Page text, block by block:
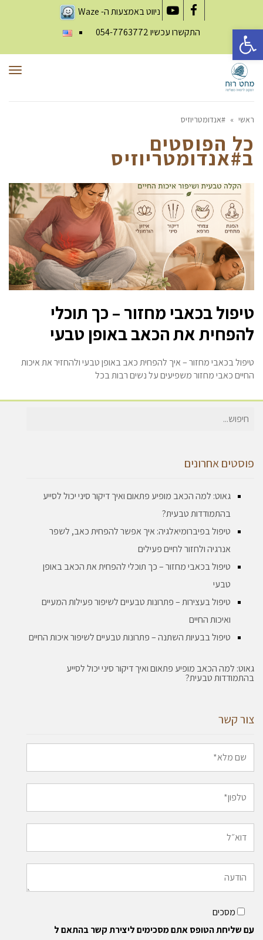
Facebook
YouTube
ניווט באמצעות ה-Waze
התקשרו עכשיו054-7763772
ראשי » #אנדומטריוזיס
כל הפוסטים
ב#אנדומטריוזיס
טיפול בכאבי מחזור – כך תוכלי
להפחית את הכאב באופן טבעי
טיפול בכאבי מחזור – איך להפחית כאב באופן טבעי ולהחזיר את איכות
החיים כאבי מחזור משפיעים על נשים רבות בכל
חיפוש
פוסטים אחרונים
גאוט: למה הכאב מופיע פתאום ואיך דיקור סיני יכול לסייע
בהתמודדות טבעית?
טיפול בפיברומיאלגיה: איך אפשר להפחית כאב, לשפר
אנרגיה ולחזור לחיים פעילים
טיפול בכאבי מחזור – כך תוכלי להפחית את הכאב באופן
טבעי
טיפול בעצירות – פתרונות טבעיים לשיפור פעילות המעיים
ואיכות החיים
טיפול בבעיות השתנה – פתרונות טבעיים לשיפור איכות החיים
גאוט: למה הכאב מופיע פתאום ואיך דיקור סיני יכול לסייע
בהתמודדות טבעית?
צור קשר
מסכים
עם שליחת הטופס אתם מסכימים ליצירת קשר בהתאם ל
פתח סרגל נגישות